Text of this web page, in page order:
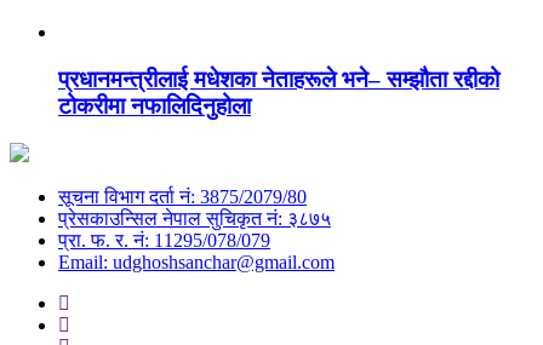
प्रधानमन्त्रीलाई मधेशका नेताहरूले भने– सम्झौता रद्दीको
टोकरीमा नफालिदिनुहोला
सूचना विभाग दर्ता नं: 3875/2079/80
प्रेसकाउन्सिल नेपाल सुचिकृत नं: ३८७५
प्रा. फ. र. नं: 11295/078/079
Email: udghoshsanchar@gmail.com